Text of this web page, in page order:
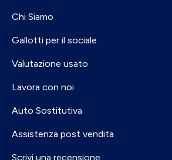
Chi Siamo
Gallotti per il sociale
Valutazione usato
Lavora con noi
Auto Sostitutiva
Assistenza post vendita
Scrivi una recensione